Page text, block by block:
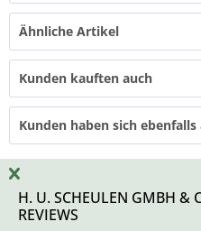
Ähnliche Artikel
Kunden kauften auch
Kunden haben sich ebenfalls
H. U. SCHEULEN GMBH &
REVIEWS